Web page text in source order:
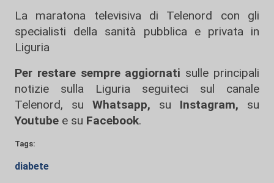
La maratona televisiva di Telenord con gli
specialisti della sanità pubblica e privata in
Liguria
Per restare sempre aggiornati sulle principali
notizie sulla Liguria seguiteci sul canale
Telenord, su
Whatsapp, su Instagram, su
Youtube e su Facebook.
Tags:
diabete